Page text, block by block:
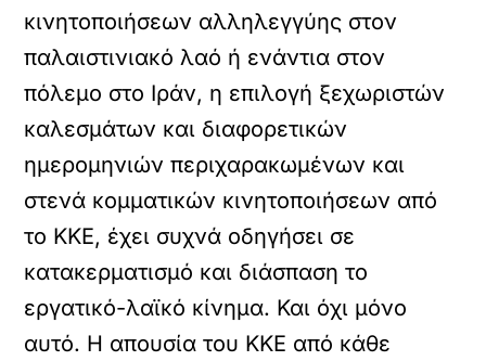
κινητοποιήσεων αλληλεγγύης στον
παλαιστινιακό λαό ή ενάντια στον
πόλεμο στο Ιράν, η επιλογή ξεχωριστών
καλεσμάτων και διαφορετικών
ημερομηνιών περιχαρακωμένων και
στενά κομματικών κινητοποιήσεων από
το ΚΚΕ, έχει συχνά οδηγήσει σε
κατακερματισμό και διάσπαση το
εργατικό-λαϊκό κίνημα. Και όχι μόνο
αυτό. Η απουσία του ΚΚΕ από κάθε